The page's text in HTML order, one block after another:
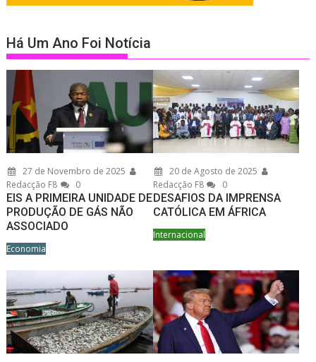
Há Um Ano Foi Notícia
27 de Novembro de 2025
Redacção F8
0
EIS A PRIMEIRA UNIDADE DE
PRODUÇÃO DE GÁS NÃO
ASSOCIADO
Economia
20 de Agosto de 2025
Redacção F8
0
DESAFIOS DA IMPRENSA
CATÓLICA EM ÁFRICA
Internacional